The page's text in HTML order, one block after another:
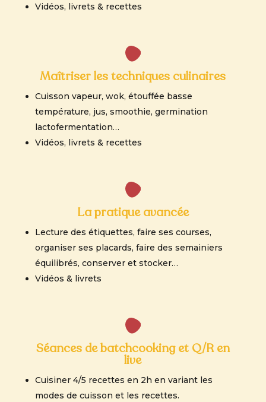
Vidéos, livrets & recettes
Maîtriser les techniques culinaires
Cuisson vapeur, wok, étouffée basse
température, jus, smoothie, germination
lactofermentation…
Vidéos, livrets & recettes
La pratique avancée
Lecture des étiquettes, faire ses courses,
organiser ses placards, faire des semainiers
équilibrés, conserver et stocker…
Vidéos & livrets
Séances de batchcooking et Q/R en
live
Cuisiner 4/5 recettes en 2h en variant les
modes de cuisson et les recettes.